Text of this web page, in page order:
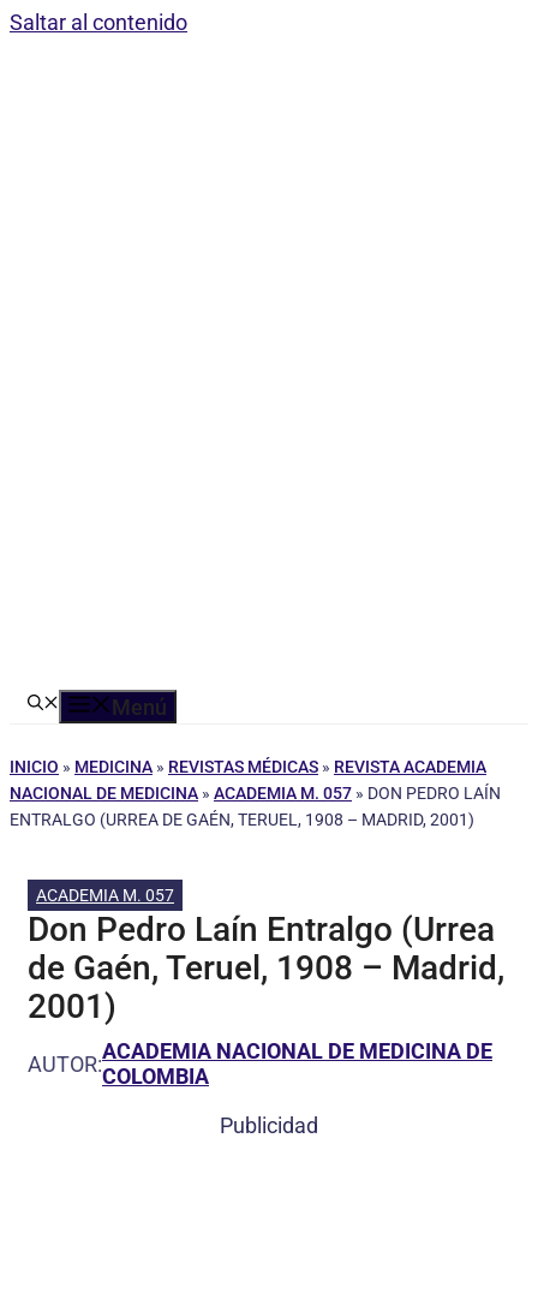
Saltar al contenido
Menú
INICIO » MEDICINA » REVISTAS MÉDICAS » REVISTA ACADEMIA
NACIONAL DE MEDICINA » ACADEMIA M. 057 » DON PEDRO LAÍN
ENTRALGO (URREA DE GAÉN, TERUEL, 1908 – MADRID, 2001)
ACADEMIA M. 057
Don Pedro Laín Entralgo (Urrea
de Gaén, Teruel, 1908 – Madrid,
2001)
AUTOR:ACADEMIA NACIONAL DE MEDICINA DE
COLOMBIA
Publicidad